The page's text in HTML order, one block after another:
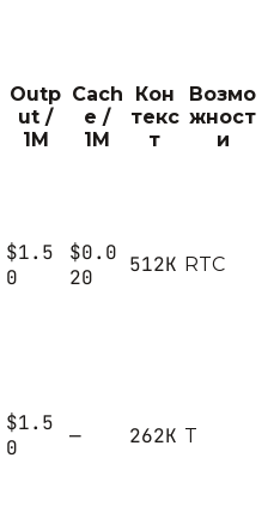
Outp
ut /
1M
Cach
e /
1M
Кон
текс
т
Возмо
жност
и
$1.5
0
$0.0
20
512K RTC
$1.5
0
— 262K T